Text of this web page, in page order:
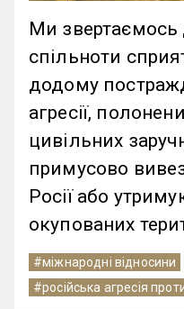
Ми звертаємось
спільноти
додому
агресії,
цивільних
примусово
Росії або
окупованих
#міжнародні відносини
#російська агресія